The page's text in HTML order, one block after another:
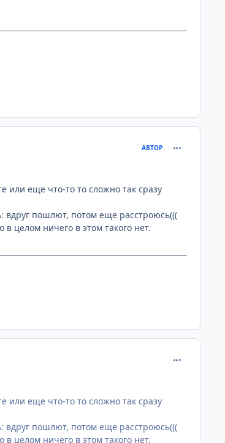
АВТОР
или еще что-то то сложно так сразу
вдруг пошлют, потом еще расстроюсь(((
целом ничего в этом такого нет.
или еще что-то то сложно так сразу
вдруг пошлют, потом еще расстроюсь(((
целом ничего в этом такого нет.